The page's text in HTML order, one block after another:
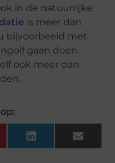
in de natuurrijke
is meer dan
bijvoorbeeld met
gaan doen.
ook meer dan
LinkedIn Email